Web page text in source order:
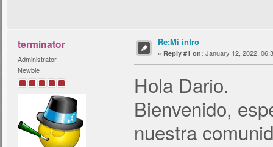
terminator
Administrator
Newbie
Re:Mi intro
« Reply #1 on: January 12, 2022,
Hola Dario.
Bienvenido,
nuestra